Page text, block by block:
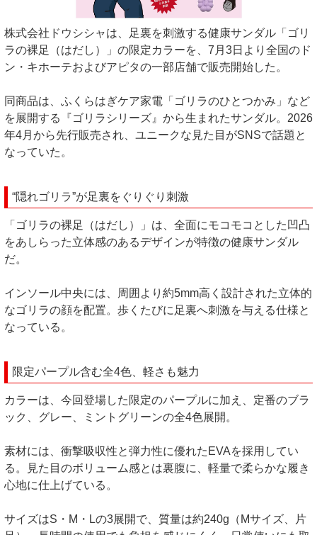
株式会社ドウシシャは、足裏を刺激する健康サンダル「ゴリ
ラの裸足（はだし）」の限定カラーを、7月3日より全国のド
ン・キホーテおよびアピタの一部店舗で販売開始した。
同商品は、ふくらはぎケア家電「ゴリラのひとつかみ」など
を展開する『ゴリラシリーズ』から生まれたサンダル。2026
年4月から先行販売され、ユニークな見た目がSNSで話題と
なっていた。
“隠れゴリラ”が足裏をぐりぐり刺激
「ゴリラの裸足（はだし）」は、全面にモコモコとした凹凸
をあしらった立体感のあるデザインが特徴の健康サンダル
だ。
インソール中央には、周囲より約5mm高く設計された立体的
なゴリラの顔を配置。歩くたびに足裏へ刺激を与える仕様と
なっている。
限定パープル含む全4色、軽さも魅力
カラーは、今回登場した限定のパープルに加え、定番のブラ
ック、グレー、ミントグリーンの全4色展開。
素材には、衝撃吸収性と弾力性に優れたEVAを採用してい
る。見た目のボリューム感とは裏腹に、軽量で柔らかな履き
心地に仕上げている。
サイズはS・M・Lの3展開で、質量は約240g（Mサイズ、片